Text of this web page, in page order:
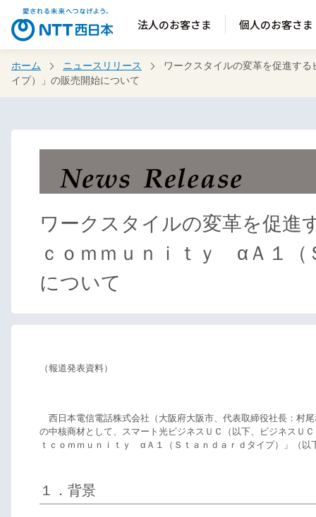
法人のお客さま 個人のお客さま
ホーム ニュースリリース
ワークスタイルの変革を促進す
イプ）」の販売開始について
ワークスタイルの変革を促進
ｃｏｍｍｕｎｉｔｙ αＡ１（
について
（報道発表資料）
西日本電信電話株式会社（大阪府大阪市、代表取締役社長：村
の中核商材として、スマート光ビジネスＵＣ（以下、ビジネスＵ
ｔｃｏｍｍｕｎｉｔｙ αＡ１（Ｓｔａｎｄａｒｄタイプ）」（
１．背景